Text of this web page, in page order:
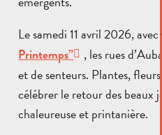
Le samedi 11 avril 2026,
Printemps”
, les rues
et de senteurs. Plantes,
célébrer le retour des beaux
chaleureuse et printanière.